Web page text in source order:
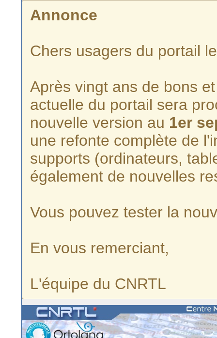
Annonce
Chers usagers du portail
Après vingt ans de bons
actuelle du portail sera
nouvelle version au 1er
une refonte complète de
supports (ordinateurs,
également de nouvelles
Vous pouvez tester la
En vous remerciant,
L'équipe du CNRTL